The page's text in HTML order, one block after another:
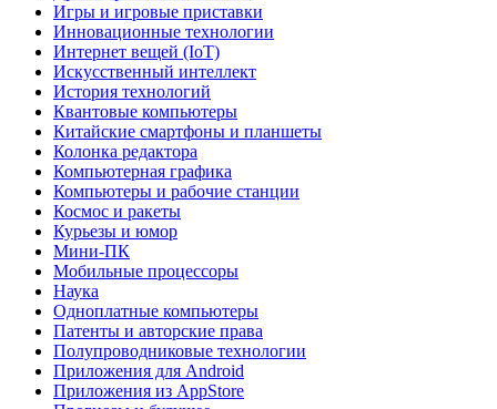
Игры и игровые приставки
Инновационные технологии
Интернет вещей (IoT)
Искусственный интеллект
История технологий
Квантовые компьютеры
Китайские смартфоны и планшеты
Колонка редактора
Компьютерная графика
Компьютеры и рабочие станции
Космос и ракеты
Курьезы и юмор
Мини-ПК
Мобильные процессоры
Наука
Одноплатные компьютеры
Патенты и авторские права
Полупроводниковые технологии
Приложения для Android
Приложения из AppStore